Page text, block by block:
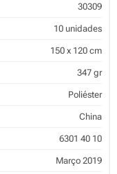
30309
10 unidades
150 x 120 cm
347 gr
Poliéster
China
6301 40 10
Março 2019